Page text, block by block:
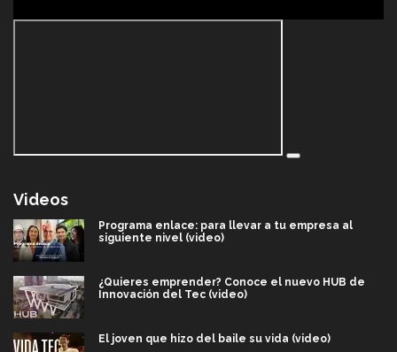
Videos
Programa enlace: para llevar a tu empresa al
siguiente nivel (video)
¿Quieres emprender? Conoce el nuevo HUB de
Innovación del Tec (video)
El joven que hizo del baile su vida (video)